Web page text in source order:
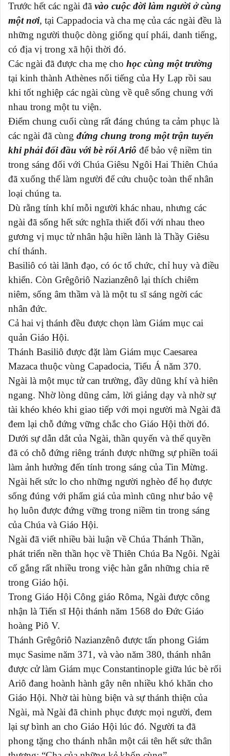
Trước hết các ngài đã vào cuộc đời làm người ở cùng
một nơi, tại Cappadocia và cha mẹ của các ngài đều là
những người thuộc dòng giống quí phái, danh tiếng,
có địa vị trong xã hội thời đó.
Các ngài đã được cha mẹ cho học cùng một trường
tại kinh thành Athènes nổi tiếng của Hy Lạp rồi sau
khi tốt nghiệp các ngài cùng về quê sống chung với
nhau trong một tu viện.
Điểm chung cuối cùng rất đáng chúng ta cảm phục là
các ngài đã cùng đứng chung trong một trận tuyến
khi phải đối đầu với bè rối Ariô để bảo vệ niềm tin
trong sáng đối với Chúa Giêsu Ngôi Hai Thiên Chúa
đã xuống thế làm người để cứu chuộc toàn thể nhân
loại chúng ta.
Dù rằng tính khí mỗi người khác nhau, nhưng các
ngài đã sống hết sức nghĩa thiết đối với nhau theo
gương vị mục tử nhân hậu hiền lành là Thầy Giêsu
chí thánh.
Basiliô có tài lãnh đạo, có óc tổ chức, chỉ huy và điều
khiển. Còn Grêgôriô Nazianzênô lại thích chiêm
niêm, sống âm thầm và là một tu sĩ sáng ngời các
nhân đức.
Cả hai vị thánh đều được chọn làm Giám mục cai
quản Giáo Hội.
Thánh Basiliô được đặt làm Giám mục Caesarea
Mazaca thuộc vùng Capadocia, Tiểu Á năm 370.
Ngài là một mục tử can trường, đầy dũng khí và hiên
ngang. Nhờ lòng dũng cảm, lời giảng dạy và nhờ sự
tài khéo khéo khi giao tiếp với mọi người mà Ngài đã
đem lại chỗ đứng vững chắc cho Giáo Hội thời đó.
Dưới sự dẫn dắt của Ngài, thần quyến và thế quyền
đã có chỗ đứng riêng tránh được những sự phiền toái
làm ảnh hưởng đến tính trong sáng của Tin Mừng.
Ngài hết sức lo cho những người nghèo để họ được
sống đúng với phẩm giá của mình cũng như bảo vệ
họ luôn được đứng vững trong niềm tin trong sáng
của Chúa và Giáo Hội.
Ngài đã viết nhiều bài luận về Chúa Thánh Thần,
phát triển nền thần học về Thiên Chúa Ba Ngôi. Ngài
cố gắng rất nhiều trong việc hàn gắn những chia rẽ
trong Giáo hội.
Trong Giáo Hội Công giáo Rôma, Ngài được công
nhận là Tiến sĩ Hội thánh năm 1568 do Đức Giáo
hoàng Piô V.
Thánh Grêgôriô Nazianzênô được tấn phong Giám
mục Sasime năm 371, và vào năm 380, thánh nhân
được cử làm Giám mục Constantinople giữa lúc bè rối
Ariô đang hoành hành gây nên nhiều khó khăn cho
Giáo Hội. Nhờ tài hùng biện và sự thánh thiện của
Ngài, mà Ngài đã chinh phục được mọi người, đem
lại sự bình an cho Giáo Hội lúc đó. Người ta đã
phong tặng cho thánh nhân một cái tên hết sức thân